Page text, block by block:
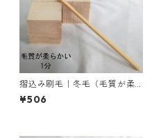
摺込み刷毛｜冬毛（毛質が柔
らかい）1分
¥506